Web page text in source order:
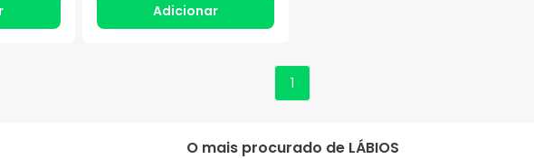
Adicionar
1
O mais procurado de LÁBIOS